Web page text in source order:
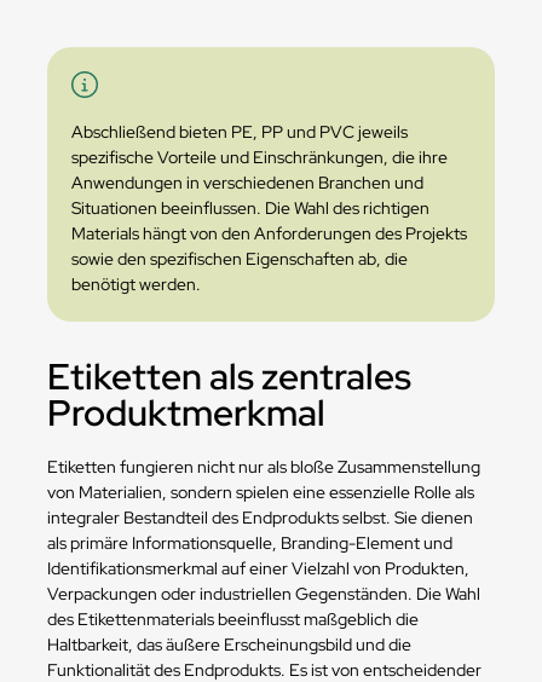
Abschließend bieten PE, PP und PVC jeweils
spezifische Vorteile und Einschränkungen, die ihre
Anwendungen in verschiedenen Branchen und
Situationen beeinflussen. Die Wahl des richtigen
Materials hängt von den Anforderungen des Projekts
sowie den spezifischen Eigenschaften ab, die
benötigt werden.
Etiketten als zentrales
Produktmerkmal
Etiketten fungieren nicht nur als bloße Zusammenstellung
von Materialien, sondern spielen eine essenzielle Rolle als
integraler Bestandteil des Endprodukts selbst. Sie dienen
als primäre Informationsquelle, Branding-Element und
Identifikationsmerkmal auf einer Vielzahl von Produkten,
Verpackungen oder industriellen Gegenständen. Die Wahl
des Etikettenmaterials beeinflusst maßgeblich die
Haltbarkeit, das äußere Erscheinungsbild und die
Funktionalität des Endprodukts. Es ist von entscheidender